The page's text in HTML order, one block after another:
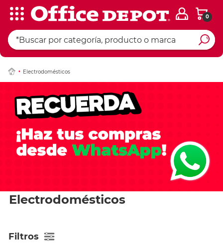
0
Electrodomésticos
Electrodomésticos
Filtros